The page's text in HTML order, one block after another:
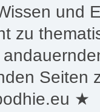
und
zu
Seiten
★